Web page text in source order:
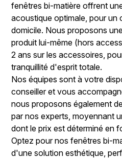
fenêtres bi-matière offrent
acoustique optimale, pour
domicile. Nous proposons
produit lui-même (hors
2 ans sur les accessoires,
tranquillité d'esprit totale.
Nos équipes sont à votre
conseiller et vous
nous proposons également
par nos experts, moyennant
dont le prix est déterminé en
Optez pour nos fenêtres bi-
d'une solution esthétique,